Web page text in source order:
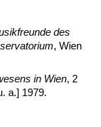
des
, Wien
in Wien, 2
a.] 1979.